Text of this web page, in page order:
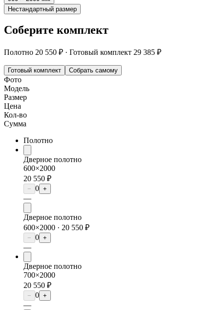
Нестандартный размер
Соберите комплект
Полотно 20 550 ₽ · Готовый комплект 29 385 ₽
Готовый комплект Собрать самому
Фото
Модель
Размер
Цена
Кол-во
Сумма
Полотно
Дверное полотно
600×2000
20 550 ₽
− 0 +
—
Дверное полотно
600×2000 · 20 550 ₽
− 0 +
—
Дверное полотно
700×2000
20 550 ₽
− 0 +
—